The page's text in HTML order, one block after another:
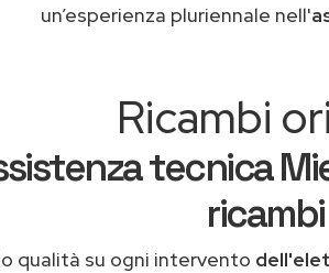
un’esperienza pluriennale nell'
Ricambi
tecnica
qualità su ogni intervento